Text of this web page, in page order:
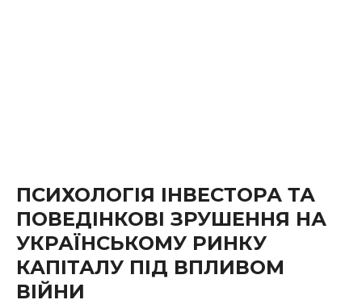
ПСИХОЛОГІЯ ІНВЕСТОРА ТА
ПОВЕДІНКОВІ ЗРУШЕННЯ НА
УКРАЇНСЬКОМУ РИНКУ
КАПІТАЛУ ПІД ВПЛИВОМ
ВІЙНИ